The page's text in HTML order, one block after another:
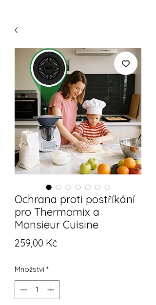
Ochrana proti postříkání
pro Thermomix a
Monsieur Cuisine
259,00 KčCena
Množství *